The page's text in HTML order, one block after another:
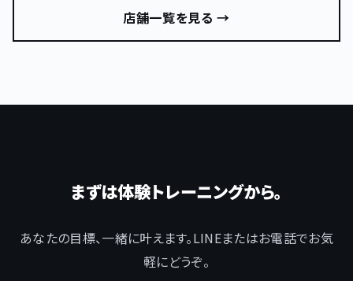
店舗一覧を見る →
まずは体験トレーニングから。
あなたの目標、一緒に叶えます。LINEまたはお電話でお気
軽にどうぞ。